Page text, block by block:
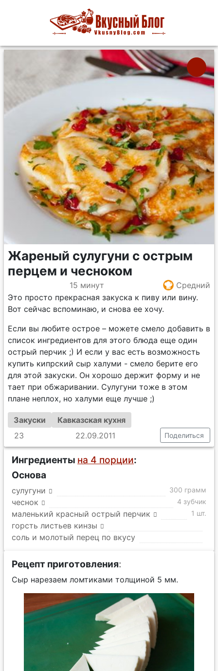
Жареный сулугуни с острым
перцем и чесноком
15 минут
Средний
Это просто прекрасная закуска к пиву или вину.
Вот сейчас вспоминаю, и снова ее хочу.
Если вы любите острое – можете смело добавить в
список ингредиентов для этого блюда еще один
острый перчик ;) И если у вас есть возможность
купить кипрский сыр халуми - смело берите его
для этой закуски. Он хорошо держит форму и не
тает при обжаривании. Сулугуни тоже в этом
плане неплох, но халуми еще лучше ;)
Закуски
Кавказская кухня
23
22.09.2011 Поделиться
Ингредиенты на 4 порции:
Основа
сулугуни 300 грамм
чеснок 4 зубчик
маленький красный острый перчик 1 шт.
горсть листьев кинзы
соль и молотый перец по вкусу
Рецепт приготовления:
Сыр нарезаем ломтиками толщиной 5 мм.